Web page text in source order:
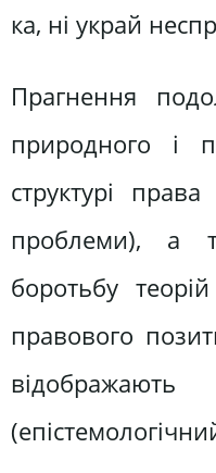
ка, ні украй
Прагнення
природного і
структурі
проблеми), а
боротьбу
правового